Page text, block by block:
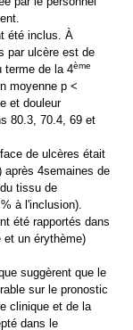
été inclus. À
par ulcère est de
terme de la 4ème
moyenne p <
et douleur
80.3, 70.4, 69 et
de ulcères était
après 4semaines de
tissu de
à l'inclusion).
été rapportés dans
et un érythème)
suggèrent que le
sur le pronostic
clinique et de la
dans le